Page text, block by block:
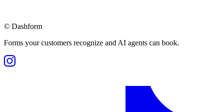
© Dashform
Forms your customers recognize and AI agents can book.